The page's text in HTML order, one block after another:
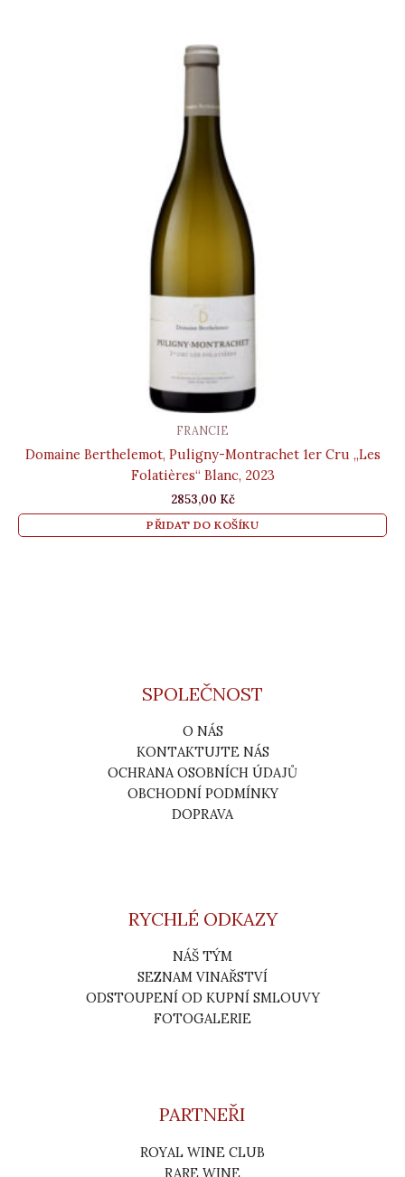
FRANCIE
Domaine Berthelemot, Puligny-Montrachet 1er Cru „Les
Folatières“ Blanc, 2023
2853,00 Kč
PŘIDAT DO KOŠÍKU
SPOLEČNOST
O NÁS
KONTAKTUJTE NÁS
OCHRANA OSOBNÍCH ÚDAJŮ
OBCHODNÍ PODMÍNKY
DOPRAVA
RYCHLÉ ODKAZY
NÁŠ TÝM
SEZNAM VINAŘSTVÍ
ODSTOUPENÍ OD KUPNÍ SMLOUVY
FOTOGALERIE
PARTNEŘI
ROYAL WINE CLUB
RARE WINE